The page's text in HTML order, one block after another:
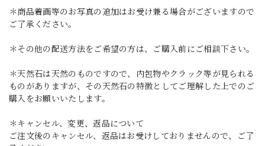
＊商品着画等のお写真の追加はお受け兼る場合がございますので
ご了承ください。
＊その他の配送方法をご希望の方は、ご購入前にご相談下さい。
＊天然石は天然のものですので、内包物やクラック等が見られる
ものがありますが、その天然石の特徴としてご理解した上でのご
購入をお願いいたします。
＊キャンセル、変更、返品について
ご注文後のキャンセル、返品はお受けしておりませんので、ご了